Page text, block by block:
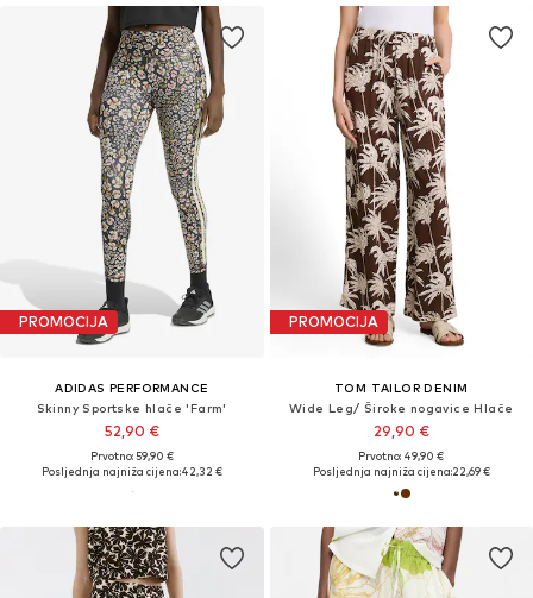
PROMOCIJA
ADIDAS PERFORMANCE
Skinny Sportske hlače 'Farm'
52,90 €
Prvotno: 59,90 €
Posljednja najniža cijena:42,32 €
PROMOCIJA
TOM TAILOR DENIM
Wide Leg/ Široke nogavice Hlače
29,90 €
Prvotno: 49,90 €
Posljednja najniža cijena:22,69 €